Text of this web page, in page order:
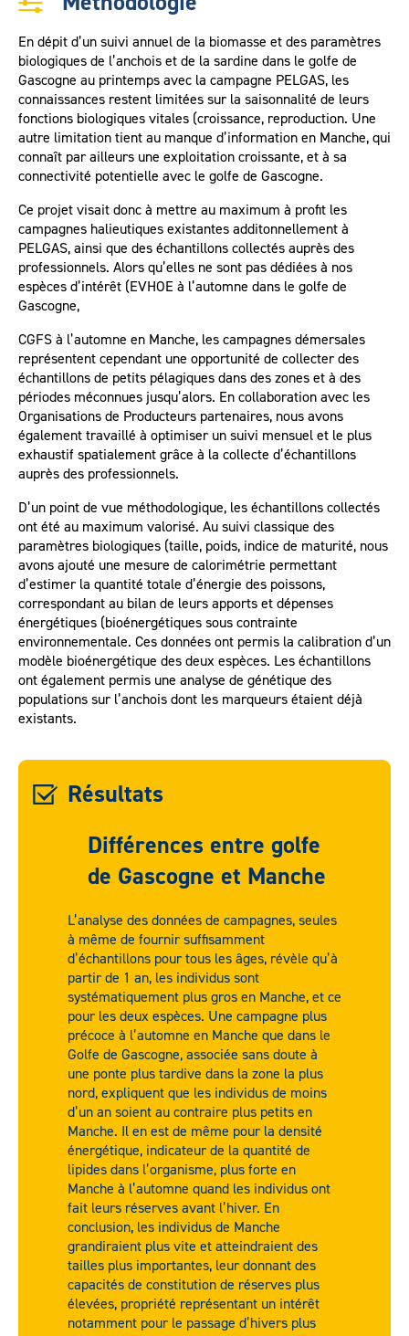
En dépit d’un suivi annuel de la biomasse et des paramètres
biologiques de l’anchois et de la sardine dans le golfe de
Gascogne au printemps avec la campagne PELGAS, les
connaissances restent limitées sur la saisonnalité de leurs
fonctions biologiques vitales (croissance, reproduction. Une
autre limitation tient au manque d’information en Manche, qui
connaît par ailleurs une exploitation croissante, et à sa
connectivité potentielle avec le golfe de Gascogne.
Ce projet visait donc à mettre au maximum à profit les
campagnes halieutiques existantes additonnellement à
PELGAS, ainsi que des échantillons collectés auprès des
professionnels. Alors qu’elles ne sont pas dédiées à nos
espèces d’intérêt (EVHOE à l’automne dans le golfe de
Gascogne,
CGFS à l’automne en Manche, les campagnes démersales
représentent cependant une opportunité de collecter des
échantillons de petits pélagiques dans des zones et à des
périodes méconnues jusqu’alors. En collaboration avec les
Organisations de Producteurs partenaires, nous avons
également travaillé à optimiser un suivi mensuel et le plus
exhaustif spatialement grâce à la collecte d’échantillons
auprès des professionnels.
D’un point de vue méthodologique, les échantillons collectés
ont été au maximum valorisé. Au suivi classique des
paramètres biologiques (taille, poids, indice de maturité, nous
avons ajouté une mesure de calorimétrie permettant
d’estimer la quantité totale d’énergie des poissons,
correspondant au bilan de leurs apports et dépenses
énergétiques (bioénergétiques sous contrainte
environnementale. Ces données ont permis la calibration d’un
modèle bioénergétique des deux espèces. Les échantillons
ont également permis une analyse de génétique des
populations sur l’anchois dont les marqueurs étaient déjà
existants.
Résultats
Différences entre golfe
de Gascogne et Manche
L’analyse des données de campagnes, seules
à même de fournir suffisamment
d’échantillons pour tous les âges, révèle qu’à
partir de 1 an, les individus sont
systématiquement plus gros en Manche, et ce
pour les deux espèces. Une campagne plus
précoce à l’automne en Manche que dans le
Golfe de Gascogne, associée sans doute à
une ponte plus tardive dans la zone la plus
nord, expliquent que les individus de moins
d’un an soient au contraire plus petits en
Manche. Il en est de même pour la densité
énergétique, indicateur de la quantité de
lipides dans l’organisme, plus forte en
Manche à l’automne quand les individus ont
fait leurs réserves avant l’hiver. En
conclusion, les individus de Manche
grandiraient plus vite et atteindraient des
tailles plus importantes, leur donnant des
capacités de constitution de réserves plus
élevées, propriété représentant un intérêt
notamment pour le passage d’hivers plus